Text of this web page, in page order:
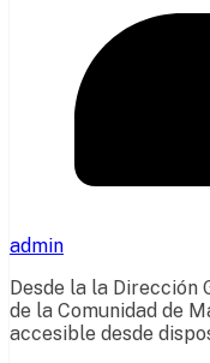
admin
Desde la la Dirección
de la Comunidad de
accesible desde